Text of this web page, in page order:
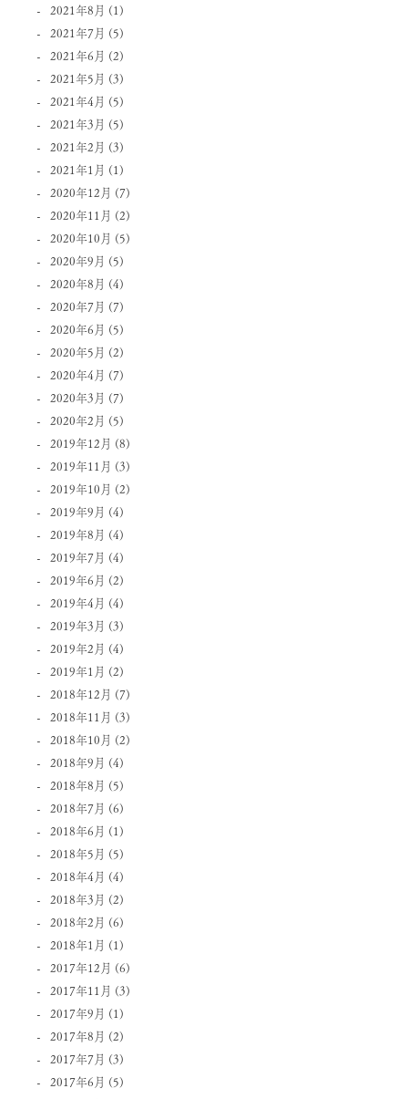
2021年8月 (1)
2021年7月 (5)
2021年6月 (2)
2021年5月 (3)
2021年4月 (5)
2021年3月 (5)
2021年2月 (3)
2021年1月 (1)
2020年12月 (7)
2020年11月 (2)
2020年10月 (5)
2020年9月 (5)
2020年8月 (4)
2020年7月 (7)
2020年6月 (5)
2020年5月 (2)
2020年4月 (7)
2020年3月 (7)
2020年2月 (5)
2019年12月 (8)
2019年11月 (3)
2019年10月 (2)
2019年9月 (4)
2019年8月 (4)
2019年7月 (4)
2019年6月 (2)
2019年4月 (4)
2019年3月 (3)
2019年2月 (4)
2019年1月 (2)
2018年12月 (7)
2018年11月 (3)
2018年10月 (2)
2018年9月 (4)
2018年8月 (5)
2018年7月 (6)
2018年6月 (1)
2018年5月 (5)
2018年4月 (4)
2018年3月 (2)
2018年2月 (6)
2018年1月 (1)
2017年12月 (6)
2017年11月 (3)
2017年9月 (1)
2017年8月 (2)
2017年7月 (3)
2017年6月 (5)